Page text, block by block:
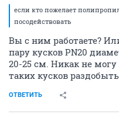
если кто пожелает
посодействовать
Вы с ним работаете?
пару кусков PN20
20-25 см. Никак не
таких кусков
ОТВЕТИТЬ